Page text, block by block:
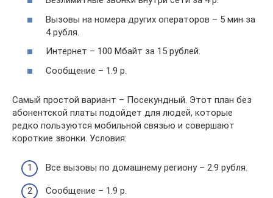
Вызовы на номера других операторов – 5 мин за
4 рубля.
Интернет – 100 Мбайт за 15 рублей.
Сообщение – 1.9 р.
Самый простой вариант – Посекундный. Этот план без
абонентской платы подойдет для людей, которые
редко пользуются мобильной связью и совершают
короткие звонки. Условия:
Все вызовы по домашнему региону – 2.9 рубля.
Сообщение – 1.9 р.